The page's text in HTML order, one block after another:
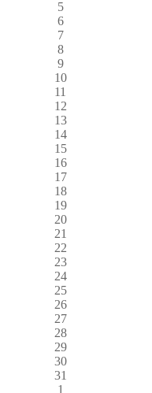
5
6
7
8
9
10
11
12
13
14
15
16
17
18
19
20
21
22
23
24
25
26
27
28
29
30
31
1